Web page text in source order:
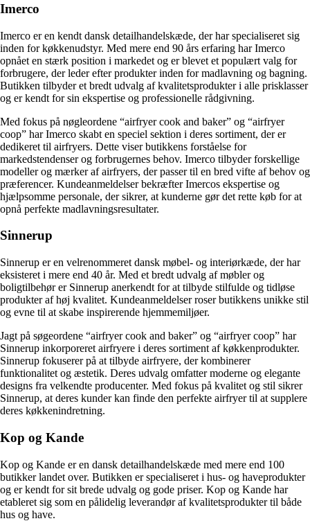
Imerco
Imerco er en kendt dansk detailhandelskæde, der har specialiseret sig
inden for køkkenudstyr. Med mere end 90 års erfaring har Imerco
opnået en stærk position i markedet og er blevet et populært valg for
forbrugere, der leder efter produkter inden for madlavning og bagning.
Butikken tilbyder et bredt udvalg af kvalitetsprodukter i alle prisklasser
og er kendt for sin ekspertise og professionelle rådgivning.
Med fokus på nøgleordene “airfryer cook and baker” og “airfryer
coop” har Imerco skabt en speciel sektion i deres sortiment, der er
dedikeret til airfryers. Dette viser butikkens forståelse for
markedstendenser og forbrugernes behov. Imerco tilbyder forskellige
modeller og mærker af airfryers, der passer til en bred vifte af behov og
præferencer. Kundeanmeldelser bekræfter Imercos ekspertise og
hjælpsomme personale, der sikrer, at kunderne gør det rette køb for at
opnå perfekte madlavningsresultater.
Sinnerup
Sinnerup er en velrenommeret dansk møbel- og interiørkæde, der har
eksisteret i mere end 40 år. Med et bredt udvalg af møbler og
boligtilbehør er Sinnerup anerkendt for at tilbyde stilfulde og tidløse
produkter af høj kvalitet. Kundeanmeldelser roser butikkens unikke stil
og evne til at skabe inspirerende hjemmemiljøer.
Jagt på søgeordene “airfryer cook and baker” og “airfryer coop” har
Sinnerup inkorporeret airfryere i deres sortiment af køkkenprodukter.
Sinnerup fokuserer på at tilbyde airfryere, der kombinerer
funktionalitet og æstetik. Deres udvalg omfatter moderne og elegante
designs fra velkendte producenter. Med fokus på kvalitet og stil sikrer
Sinnerup, at deres kunder kan finde den perfekte airfryer til at supplere
deres køkkenindretning.
Kop og Kande
Kop og Kande er en dansk detailhandelskæde med mere end 100
butikker landet over. Butikken er specialiseret i hus- og haveprodukter
og er kendt for sit brede udvalg og gode priser. Kop og Kande har
etableret sig som en pålidelig leverandør af kvalitetsprodukter til både
hus og have.